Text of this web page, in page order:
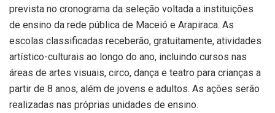
prevista no cronograma da seleção voltada a instituições
de ensino da rede pública de Maceió e Arapiraca. As
escolas classificadas receberão, gratuitamente, atividades
artístico-culturais ao longo do ano, incluindo cursos nas
áreas de artes visuais, circo, dança e teatro para crianças a
partir de 8 anos, além de jovens e adultos. As ações serão
realizadas nas próprias unidades de ensino.